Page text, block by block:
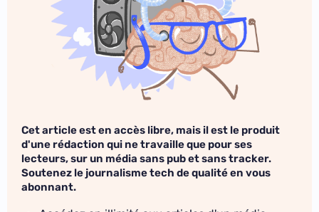
Cet article est en accès libre, mais il est le produit
d'une rédaction qui ne travaille que pour ses
lecteurs, sur un média sans pub et sans tracker.
Soutenez le journalisme tech de qualité en vous
abonnant.